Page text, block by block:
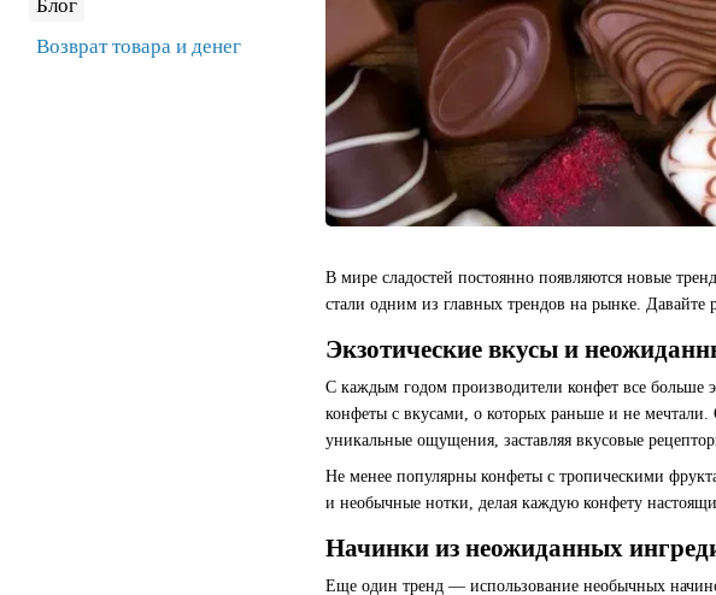
В мире сладостей постоянно появляются новые
стали одним из главных трендов на рынке. Давайте
Экзотические вкусы и
С каждым годом производители конфет все
конфеты с вкусами, о которых раньше и не мечтали.
уникальные ощущения, заставляя вкусовые
Не менее популярны конфеты с тропическими
и необычные нотки, делая каждую конфету
Начинки из неожиданных
Еще один тренд — использование необычных
Блог
Возврат товара и денег